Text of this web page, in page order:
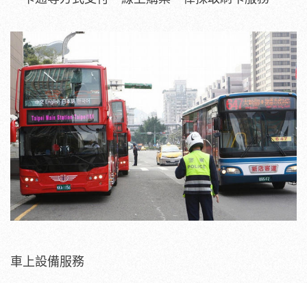
車上設備服務